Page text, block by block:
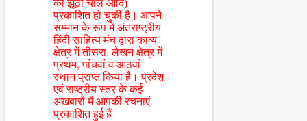
की झूठी चाल आदि)
प्रकाशित हो चुकी है। आपने
सम्मान के रूप में अंतराष्ट्रीय
हिंदी साहित्य मंच द्वारा काव्य
क्षेत्र में तीसरा, लेखन क्षेत्र में
प्रथम, पांचवां व आठवां
स्थान प्राप्त किया है। प्रदेश
एवं राष्ट्रीय स्तर के कई
अखबारों में आपकी रचनाएं
प्रकाशित हुई हैं।